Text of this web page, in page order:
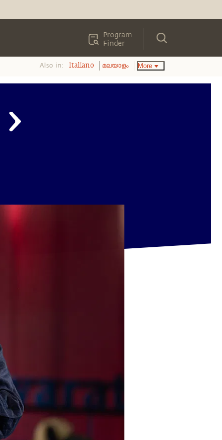
Program
Finder
Also in: Italiano മലയാളം More